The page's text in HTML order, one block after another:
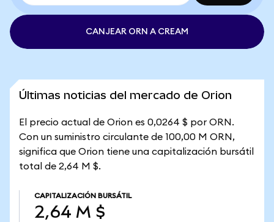
CANJEAR ORN A CREAM
Últimas noticias del mercado de Orion
El precio actual de Orion es 0,0264 $ por ORN.
Con un suministro circulante de 100,00 M ORN,
significa que Orion tiene una capitalización bursátil
total de 2,64 M $.
CAPITALIZACIÓN BURSÁTIL
2,64 M $